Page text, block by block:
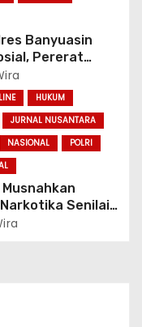
Banyuasin
Pererat
Pengemudi
HUKUM
JURNAL NUSANTARA
NASIONAL
POLRI
Senilai
83 Ribu